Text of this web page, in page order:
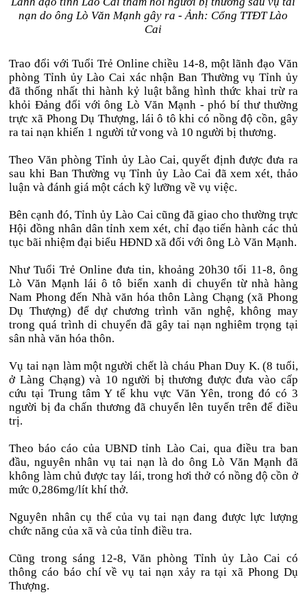
nạn do ông Lò Văn Mạnh gây ra - Ảnh: Cổng TTĐT Lào
Cai
Trao đổi với Tuổi Trẻ Online chiều 14-8, một lãnh đạo Văn
phòng Tỉnh ủy Lào Cai xác nhận Ban Thường vụ Tỉnh ủy
đã thống nhất thi hành kỷ luật bằng hình thức khai trừ ra
khỏi Đảng đối với ông Lò Văn Mạnh - phó bí thư thường
trực xã Phong Dụ Thượng, lái ô tô khi có nồng độ cồn, gây
ra tai nạn khiến 1 người tử vong và 10 người bị thương.
Theo Văn phòng Tỉnh ủy Lào Cai, quyết định được đưa ra
sau khi Ban Thường vụ Tỉnh ủy Lào Cai đã xem xét, thảo
luận và đánh giá một cách kỹ lưỡng về vụ việc.
Bên cạnh đó, Tỉnh ủy Lào Cai cũng đã giao cho thường trực
Hội đồng nhân dân tỉnh xem xét, chỉ đạo tiến hành các thủ
tục bãi nhiệm đại biểu HĐND xã đối với ông Lò Văn Mạnh.
Như Tuổi Trẻ Online đưa tin, khoảng 20h30 tối 11-8, ông
Lò Văn Mạnh lái ô tô biển xanh di chuyển từ nhà hàng
Nam Phong đến Nhà văn hóa thôn Làng Chạng (xã Phong
Dụ Thượng) để dự chương trình văn nghệ, không may
trong quá trình di chuyển đã gây tai nạn nghiêm trọng tại
sân nhà văn hóa thôn.
Vụ tai nạn làm một người chết là cháu Phan Duy K. (8 tuổi,
ở Làng Chạng) và 10 người bị thương được đưa vào cấp
cứu tại Trung tâm Y tế khu vực Văn Yên, trong đó có 3
người bị đa chấn thương đã chuyển lên tuyến trên để điều
trị.
Theo báo cáo của UBND tỉnh Lào Cai, qua điều tra ban
đầu, nguyên nhân vụ tai nạn là do ông Lò Văn Mạnh đã
không làm chủ được tay lái, trong hơi thở có nồng độ cồn ở
mức 0,286mg/lít khí thở.
Nguyên nhân cụ thể của vụ tai nạn đang được lực lượng
chức năng của xã và của tỉnh điều tra.
Cũng trong sáng 12-8, Văn phòng Tỉnh ủy Lào Cai có
thông cáo báo chí về vụ tai nạn xảy ra tại xã Phong Dụ
Thượng.